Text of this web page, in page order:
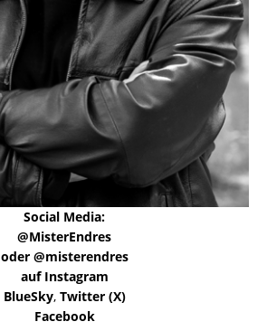
Social Media:
@MisterEndres
oder @misterendres
auf Instagram
BlueSky, Twitter (X)
Facebook